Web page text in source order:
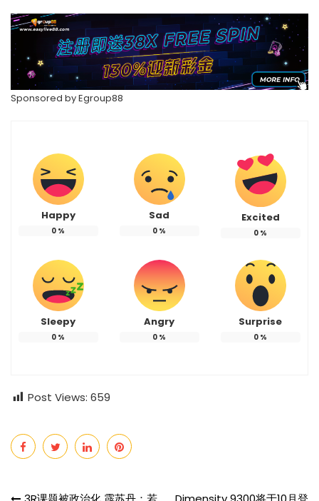
Sponsored byEgroup88
Happy
0 %
Sad
0 %
Excited
0 %
Sleepy
0 %
Angry
0 %
Surprise
0 %
Post Views: 659